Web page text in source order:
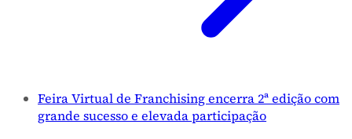
Feira Virtual de Franchising encerra 2ª edição com
grande sucesso e elevada participação